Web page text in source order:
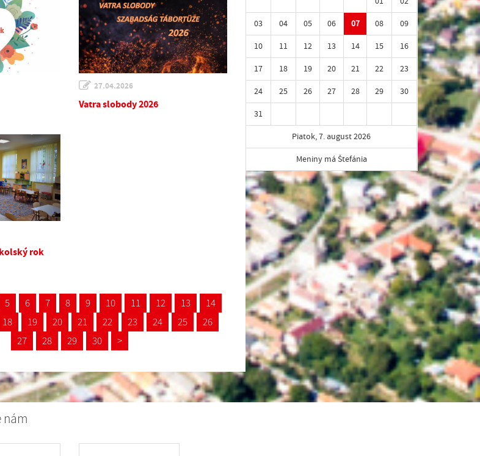
27.04.2026
Vatra slobody 2026
rok
5 6 7 8 9 10 11 12 13
14
18 19 20 21 22 23 24 25
26
27
28 29 30 >
03
04 05 06 07 08
09
10
11 12 13 14 15
16
17
18 19 20 21 22
23
24
25 26 27 28 29
30
31
Piatok, 7. august 2026
Meniny má Štefánia
nám